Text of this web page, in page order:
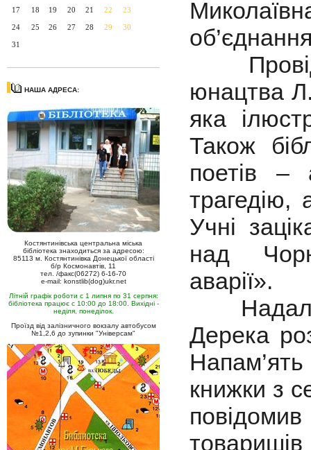
17 18 19 20 21 22 23
24 25 26 27 28 29 30
31
НАША АДРЕСА:
Костянтинівська центральна міська
бібліотека знаходиться за адресою:
85113 м. Костянтинівка Донецької області
б/р Космонавтів, 11
тел. /факс(06272) 6-16-70
e-mail: konstlib(dog)ukr.net
Літній графік роботи с 1 липня по 31 серпня:
бібліотека працює с 10:00 до 18:00. Вихідні -
неділя, понеділок.
Проїзд від залізничного вокзалу автобусом
№1,2,6 до зупинки "Універсам"
юнацтва
яка
Також
поетів –
Учні
над
аварії».
Надалі
Дерека
Напам’ять
книжки з